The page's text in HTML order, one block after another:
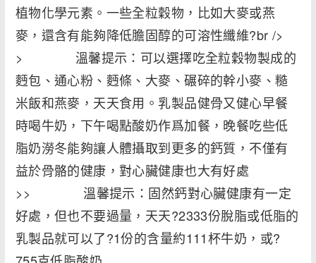
植物化學元素。一些全粒穀物，比如大麥或燕
麥，還含有能夠降低膽固醇的可溶性纖維?br />
> 溫馨提示：可以選擇吃全粒穀物製成的
麪包、通心粉、麪條、大麥、碾碎的幹小麥、糙
米飯和燕麥，天天食用。乳製品健骨又健心早餐
時喝牛奶，下午喝點酸奶作爲加餐，晚餐吃些低
脂奶澇冬能夠讓人體攝取到更多的鈣質，不僅有
益於骨骼的健康，對心臟健康也大有好處
>> 溫馨提示：固然鈣對心臟健康有一定
好處，但也不要過量，天天?2333份脫脂或低脂的
乳製品就可以了?1份的含量約111杯牛奶，或?